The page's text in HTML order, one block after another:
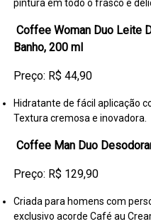
pintura em todo o frasco e
Coffee Woman Duo Leite
Banho, 200 ml
Preço: R$ 44,90
Hidratante de fácil aplicação
Textura cremosa e inovadora.
Coffee Man Duo
Preço: R$ 129,90
Criada para homens com
exclusivo acorde Café au